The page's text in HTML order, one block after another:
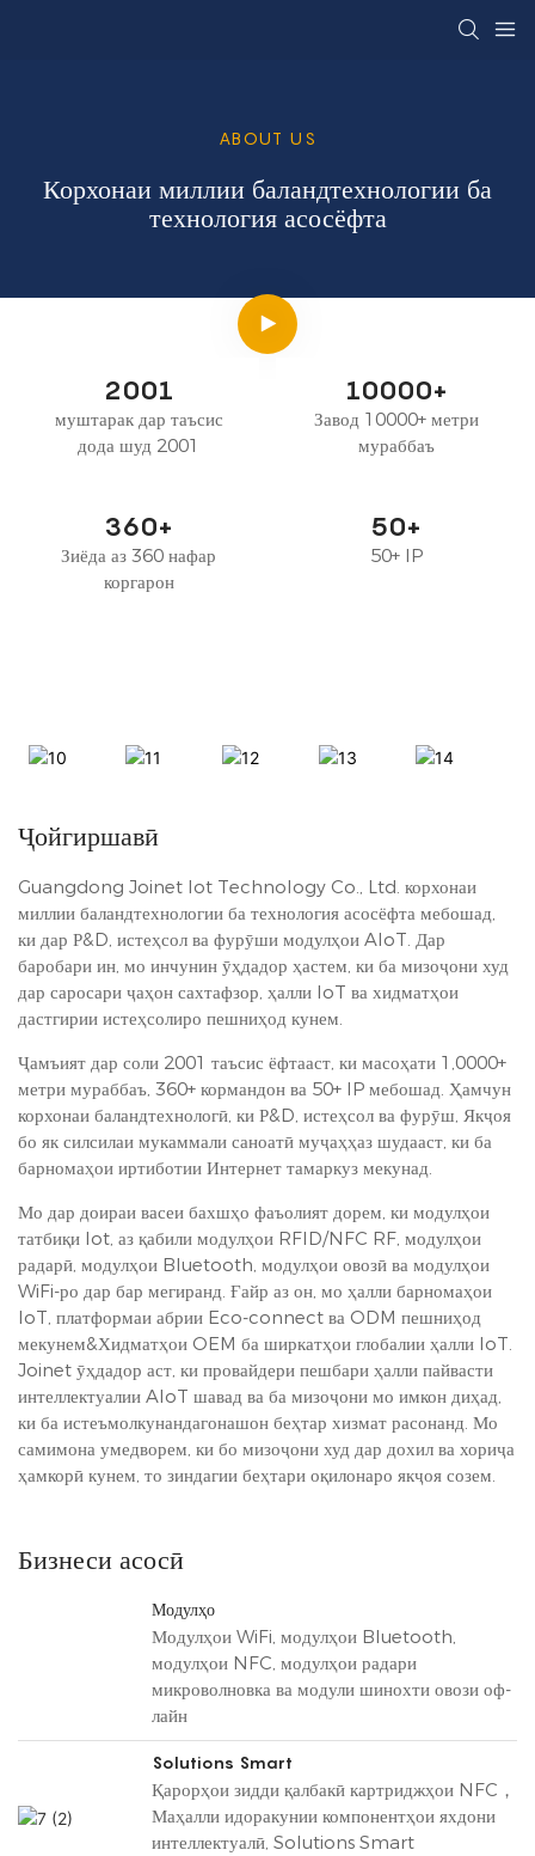
ABOUT US
Корхонаи миллии баландтехнологии ба
технология асосёфта
2001
муштарак дар таъсис
дода шуд 2001
10000+
Завод 10000+ метри
мураббаъ
360+
Зиёда аз 360 нафар
коргарон
50+
50+ IP
Ҷойгиршавӣ
Guangdong Joinet Iot Technology Co., Ltd. корхонаи
миллии баландтехнологии ба технология асосёфта мебошад,
ки дар Р&D, истеҳсол ва фурӯши модулҳои AIoT. Дар
баробари ин, мо инчунин ӯҳдадор ҳастем, ки ба мизоҷони худ
дар саросари ҷаҳон сахтафзор, ҳалли IoT ва хидматҳои
дастгирии истеҳсолиро пешниҳод кунем.
Ҷамъият дар соли 2001 таъсис ёфтааст, ки масоҳати 1,0000+
метри мураббаъ, 360+ кормандон ва 50+ IP мебошад. Ҳамчун
корхонаи баландтехнологӣ, ки Р&D, истеҳсол ва фурӯш, Якҷоя
бо як силсилаи мукаммали саноатӣ муҷаҳҳаз шудааст, ки ба
барномаҳои иртиботии Интернет тамаркуз мекунад.
Мо дар доираи васеи бахшҳо фаъолият дорем, ки модулҳои
татбиқи Iot, аз қабили модулҳои RFID/NFC RF, модулҳои
радарӣ, модулҳои Bluetooth, модулҳои овозӣ ва модулҳои
WiFi-ро дар бар мегиранд. Ғайр аз он, мо ҳалли барномаҳои
IoT, платформаи абрии Eco-connect ва ODM пешниҳод
мекунем&Хидматҳои OEM ба ширкатҳои глобалии ҳалли IoT.
Joinet ӯҳдадор аст, ки провайдери пешбари ҳалли пайвасти
интеллектуалии AIoT шавад ва ба мизоҷони мо имкон диҳад,
ки ба истеъмолкунандагонашон беҳтар хизмат расонанд. Мо
самимона умедворем, ки бо мизоҷони худ дар дохил ва хориҷа
ҳамкорӣ кунем, то зиндагии беҳтари оқилонаро якҷоя созем.
Бизнеси асосӣ
Модулҳо
Модулҳои WiFi, модулҳои Bluetooth,
модулҳои NFC, модулҳои радари
микроволновка ва модули шинохти овози оф-
лайн
Solutions Smart
Қарорҳои зидди қалбакӣ картриджҳои NFC，
Маҳалли идоракунии компонентҳои яхдони
интеллектуалӣ, Solutions Smart